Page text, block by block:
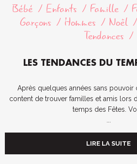
Bébé Enfants Famille
Garçons
Hommes Noël
Tendances
LES TENDANCES DU
Après quelques années sans pouvoir
content de trouver familles et amis lors
temps des Fêtes.
...
LIRE LA SUITE